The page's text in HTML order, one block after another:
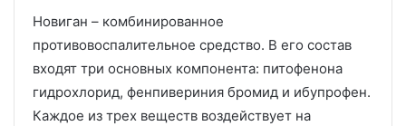
Новиган – комбинированное
противовоспалительное средство. В его состав
входят три основных компонента: питофенона
гидрохлорид, фенпивериния бромид и ибупрофен.
Каждое из трех веществ воздействует на